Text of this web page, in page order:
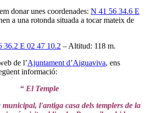
donar unes coordenades: N 41 56 34.6 E
a una rotonda situada a tocar mateix de
36.2 E 02 47 10.2 – Altitud: 118 m.
de l’Ajuntament d’Aiguaviva, ens
informació:
“ El Temple
l'antiga casa dels templers de la